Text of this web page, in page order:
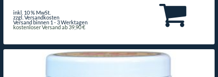
inkl. 10 % MwSt.
zzgl. Versandkosten
Versand binnen 1 - 3 Werktagen
kostenloser Versand ab 39,90 €